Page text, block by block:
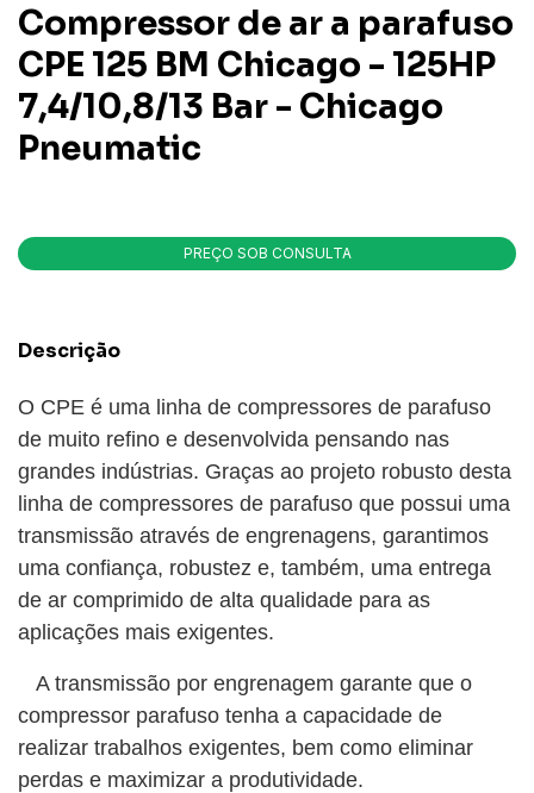
Compressor de ar a parafuso
CPE 125 BM Chicago - 125HP
7,4/10,8/13 Bar - Chicago
Pneumatic
Descrição
O CPE é uma linha de compressores de parafuso
de muito refino e desenvolvida pensando nas
grandes indústrias. Graças ao projeto robusto desta
linha de compressores de parafuso que possui uma
transmissão através de engrenagens, garantimos
uma confiança, robustez e, também, uma entrega
de ar comprimido de alta qualidade para as
aplicações mais exigentes.
A transmissão por engrenagem garante que o
compressor parafuso tenha a capacidade de
realizar trabalhos exigentes, bem como eliminar
perdas e maximizar a produtividade.